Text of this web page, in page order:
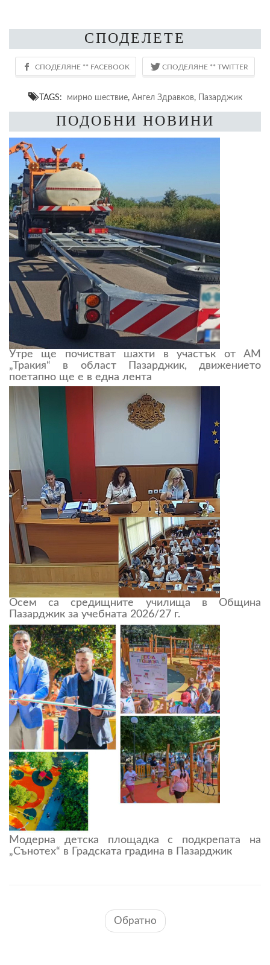
СПОДЕЛЕТЕ
TAGS: мирно шествие, Ангел Здравков, Пазарджик
ПОДОБНИ НОВИНИ
Утре ще почистват шахти в участък от АМ
„Тракия“ в област Пазарджик, движението
поетапно ще е в една лента
Осем са средищните училища в Община
Пазарджик за учебната 2026/27 г.
Модерна детска площадка с подкрепата на
„Сънотех“ в Градската градина в Пазарджик
Обратно